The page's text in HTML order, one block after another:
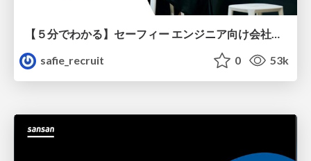
safie_recruit
0 53k